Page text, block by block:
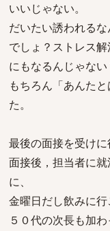
いいじゃない。
だいたい誘われる
でしょ？ストレス解
にもなるんじゃない
もちろん「あんた
た。
最後の面接を受けに
面接後，担当者に
に、
金曜日だし飲みに行
５０代の次長も加